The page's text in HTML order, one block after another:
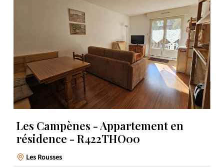
Les Campènes - Appartement en
résidence - R422THO00
Les Rousses